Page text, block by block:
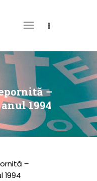
–
1994
–
1994